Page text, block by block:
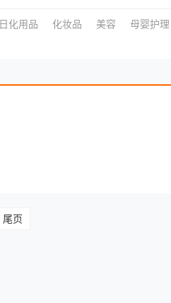
日化用品 化妆品 美容 母婴护理
尾页